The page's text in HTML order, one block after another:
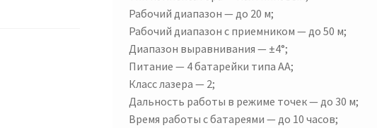
Рабочий диапазон — до 20 м;
Рабочий диапазон с приемником — до 50 м;
Диапазон выравнивания — ±4°;
Питание — 4 батарейки типа АА;
Класс лазера — 2;
Дальность работы в режиме точек — до 30 м;
Время работы с батареями — до 10 часов;